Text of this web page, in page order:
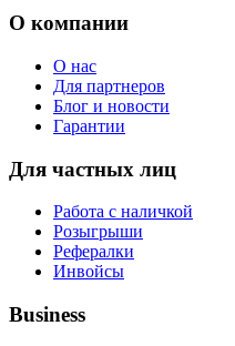
О компании
О нас
Для партнеров
Блог и новости
Гарантии
Для частных лиц
Работа с наличкой
Розыгрыши
Рефералки
Инвойсы
Business